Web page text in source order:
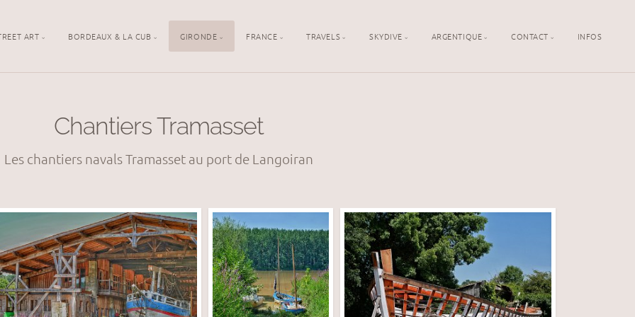
ART BORDEAUX & LA CUB GIRONDE FRANCE TRAVELS SKYDIVE ARGENTIQUE CONTACT INFOS
Chantiers Tramasset
Les chantiers navals Tramasset au port de Langoiran